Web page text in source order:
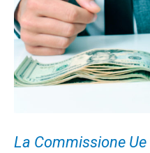
La Commissione